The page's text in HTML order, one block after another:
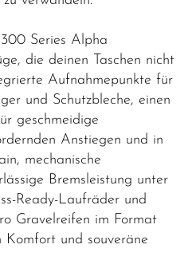
Series Alpha
die deinen Taschen nicht
Aufnahmepunkte für
und Schutzbleche, einen
geschmeidige
Anstiegen und in
mechanische
Bremsleistung unter
Ready-Laufräder und
Gravelreifen im Format
und souveräne